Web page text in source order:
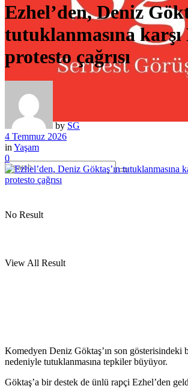
No Result
View All Result
Ezhel’den, Deniz
tutuklanmasına karşı
protesto çağrısı
by SG
4 Temmuz 2026
in Yaşam
0
Komedyen Deniz Göktaş’ın son gösterisindeki
nedeniyle tutuklanmasına tepkiler büyüyor.
Göktaş’a bir destek de ünlü rapçi Ezhel’den